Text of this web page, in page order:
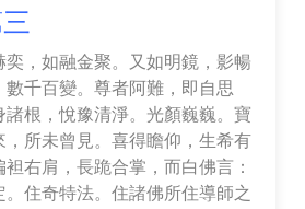
，如融金聚。又如明鏡，影暢
千百變。尊者阿難，即自思
根，悅豫清淨。光顏巍巍。寶
，所未曾見。喜得瞻仰，生希有
右肩，長跪合掌，而白佛言：
住奇特法。住諸佛所住導師之